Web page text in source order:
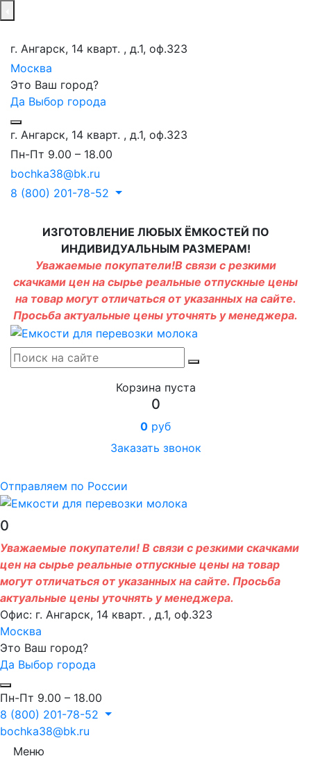
г. Ангарск, 14 кварт. , д.1, оф.323
Москва
Это Ваш город?
Да Выбор города
г. Ангарск, 14 кварт. , д.1, оф.323
Пн-Пт 9.00 – 18.00
bochka38@bk.ru
8 (800) 201-78-52
ИЗГОТОВЛЕНИЕ ЛЮБЫХ ЁМКОСТЕЙ ПО
ИНДИВИДУАЛЬНЫМ РАЗМЕРАМ!
Уважаемые покупатели!В связи с резкими
скачками цен на сырье реальные отпускные цены
на товар могут отличаться от указанных на сайте.
Просьба актуальные цены уточнять у менеджера.
Корзина пуста
0
0 руб
Заказать звонок
Отправляем по России
0
Уважаемые покупатели! В связи с резкими скачками
цен на сырье реальные отпускные цены на товар
могут отличаться от указанных на сайте. Просьба
актуальные цены уточнять у менеджера.
Офис: г. Ангарск, 14 кварт. , д.1, оф.323
Москва
Это Ваш город?
Да Выбор города
Пн-Пт 9.00 – 18.00
8 (800) 201-78-52
bochka38@bk.ru
Меню